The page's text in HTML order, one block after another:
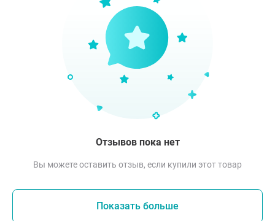
Отзывов пока нет
Вы можете оставить отзыв, если купили этот товар
Показать больше